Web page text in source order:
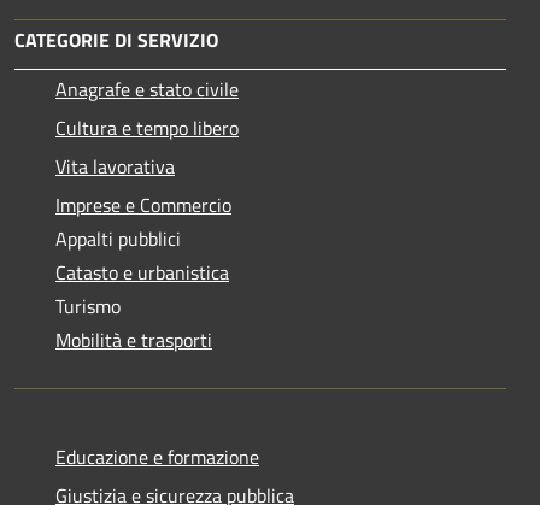
CATEGORIE DI SERVIZIO
Anagrafe e stato civile
Cultura e tempo libero
Vita lavorativa
Imprese e Commercio
Appalti pubblici
Catasto e urbanistica
Turismo
Mobilità e trasporti
Educazione e formazione
Giustizia e sicurezza pubblica